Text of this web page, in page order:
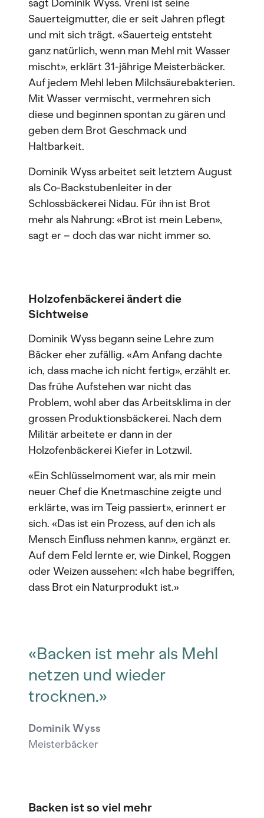
sagt Dominik Wyss. Vreni ist seine
Sauerteigmutter, die er seit Jahren pflegt
und mit sich trägt. «Sauerteig entsteht
ganz natürlich, wenn man Mehl mit Wasser
mischt», erklärt 31-jährige Meisterbäcker.
Auf jedem Mehl leben Milchsäurebakterien.
Mit Wasser vermischt, vermehren sich
diese und beginnen spontan zu gären und
geben dem Brot Geschmack und
Haltbarkeit.
Dominik Wyss arbeitet seit letztem August
als Co-Backstubenleiter in der
Schlossbäckerei Nidau. Für ihn ist Brot
mehr als Nahrung: «Brot ist mein Leben»,
sagt er – doch das war nicht immer so.
Holzofenbäckerei ändert die
Sichtweise
Dominik Wyss begann seine Lehre zum
Bäcker eher zufällig. «Am Anfang dachte
ich, dass mache ich nicht fertig», erzählt er.
Das frühe Aufstehen war nicht das
Problem, wohl aber das Arbeitsklima in der
grossen Produktionsbäckerei. Nach dem
Militär arbeitete er dann in der
Holzofenbäckerei Kiefer in Lotzwil.
«Ein Schlüsselmoment war, als mir mein
neuer Chef die Knetmaschine zeigte und
erklärte, was im Teig passiert», erinnert er
sich. «Das ist ein Prozess, auf den ich als
Mensch Einfluss nehmen kann», ergänzt er.
Auf dem Feld lernte er, wie Dinkel, Roggen
oder Weizen aussehen: «Ich habe begriffen,
dass Brot ein Naturprodukt ist.»
«Backen ist mehr als Mehl
netzen und wieder
trocknen.»
Dominik Wyss
Meisterbäcker
Backen ist so viel mehr